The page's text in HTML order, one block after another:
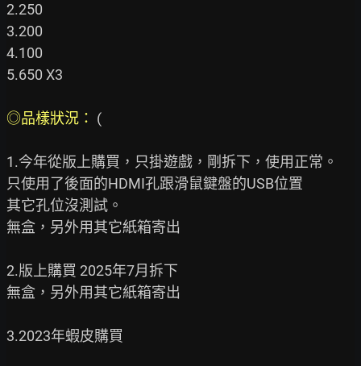
2.250
3.200
4.100
5.650 X3
◎品樣狀況： (
1.今年從版上購買，只掛遊戲，剛拆下，使用正常。
只使用了後面的HDMI孔跟滑鼠鍵盤的USB位置
其它孔位沒測試。
無盒，另外用其它紙箱寄出
2.版上購買 2025年7月拆下
無盒，另外用其它紙箱寄出
3.2023年蝦皮購買